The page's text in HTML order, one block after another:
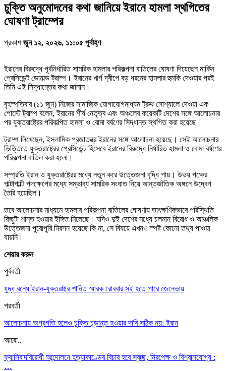
চুক্তি অনুমোদনের কথা জানিয়ে ইরানে হামলা স্থগিতের
ঘোষণা ট্রাম্পের
প্রকাশজুন ১২, ২০২৬, ১১:০৫ পূর্বাহ্ণ
ইরানের বিরুদ্ধে পূর্বনির্ধারিত সামরিক হামলার পরিকল্পনা বাতিলের ঘোষণা দিয়েছেন মার্কিন
প্রেসিডেন্ট ডোনাল্ড ট্রাম্প। ইরানের খার্গ দ্বীপে বড় ধরনের হামলার হুমকি দেওয়ার পরই
তিনি এই সিদ্ধান্তের কথা জানান।
বৃহস্পতিবার (১১ জুন) নিজের সামাজিক যোগাযোগমাধ্যম ট্রুথ সোশ্যালে দেওয়া এক
পোস্টে ট্রাম্প বলেন, ইরানের শীর্ষ নেতৃত্ব এবং অঞ্চলের কয়েকটি দেশের সঙ্গে আলোচনার
পর যুক্তরাষ্ট্রের পরিকল্পিত হামলা ও বোমা বর্ষণের সিদ্ধান্ত স্থগিত করা হয়েছে।
ট্রাম্প লিখেছেন, ইসলামিক প্রজাতন্ত্র ইরানের সঙ্গে আলোচনা হয়েছে। সেই আলোচনার
ভিত্তিতে যুক্তরাষ্ট্রের প্রেসিডেন্ট হিসেবে ইরানের বিরুদ্ধে নির্ধারিত হামলা ও বোমা বর্ষণের
পরিকল্পনা বাতিল করা হলো।
সম্প্রতি ইরান ও যুক্তরাষ্ট্রের মধ্যে নতুন করে উত্তেজনা বৃদ্ধি পায়। উভয় পক্ষের
পাল্টাপাল্টি পদক্ষেপের মধ্যে সম্ভাব্য সামরিক সংঘাত নিয়ে আন্তর্জাতিক অঙ্গনে উদ্বেগ
তৈরি হয়েছিল।
তবে আলোচনার মাধ্যমে হামলার পরিকল্পনা বাতিলের ঘোষণায় তাৎক্ষণিকভাবে পরিস্থিতি
কিছুটা শান্ত হওয়ার ইঙ্গিত মিলেছে। যদিও দুই দেশের মধ্যে চলমান বিরোধ ও আঞ্চলিক
উত্তেজনা পুরোপুরি নিরসন হয়েছে কি না, সে বিষয়ে এখনও স্পষ্ট কোনো তথ্য পাওয়া
যায়নি।
শেয়ার করুন
পুর্ববর্তী
যুদ্ধ বন্ধে ইরান-যুক্তরাষ্ট্র শান্তি স্মারক রোববার সই হতে পারে জেনেভায়
পরবর্তী
আলোচনায় অগ্রগতি হলেও চুক্তি চূড়ান্ত হওয়ার দাবি সঠিক নয়: ইরান
আরো..
ফ্যাসিবাদবিরোধী আন্দোলনে হত্যাকাণ্ডের বিচার হবে স্বচ্ছ, নিরপেক্ষ ও বিশ্বাসযোগ্য :
…